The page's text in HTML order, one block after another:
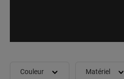
Couleur Matériel